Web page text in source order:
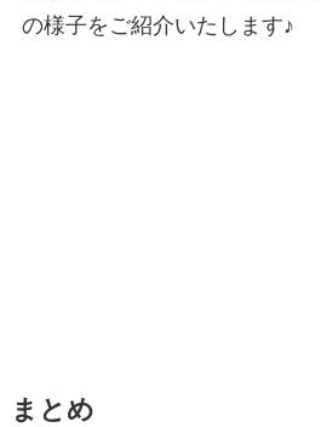
の様子をご紹介いたします♪
まとめ